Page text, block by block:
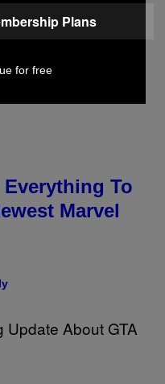
To
Marvel
Plans
for free